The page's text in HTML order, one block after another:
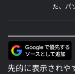
た、パ
先的に表示されや